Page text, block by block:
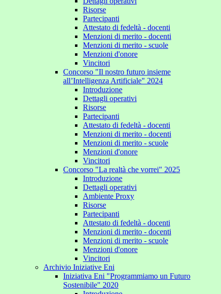
Risorse
Partecipanti
Attestato di fedeltà - docenti
Menzioni di merito - docenti
Menzioni di merito - scuole
Menzioni d'onore
Vincitori
Concorso "Il nostro futuro insieme
all’Intelligenza Artificiale" 2024
Introduzione
Dettagli operativi
Risorse
Partecipanti
Attestato di fedeltà - docenti
Menzioni di merito - docenti
Menzioni di merito - scuole
Menzioni d'onore
Vincitori
Concorso "La realtà che vorrei" 2025
Introduzione
Dettagli operativi
Ambiente Proxy
Risorse
Partecipanti
Attestato di fedeltà - docenti
Menzioni di merito - docenti
Menzioni di merito - scuole
Menzioni d'onore
Vincitori
Archivio Iniziative Eni
Iniziativa Eni "Programmiamo un Futuro
Sostenibile" 2020